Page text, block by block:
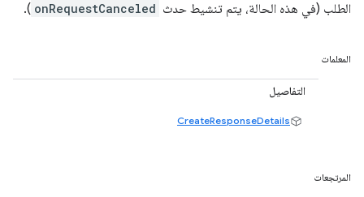
الطلب (في هذه الحالة، يتم تنشيط حدث onRequestCanceled
).
المعلمات
التفاصيل
CreateResponseDetails
المرتجعات